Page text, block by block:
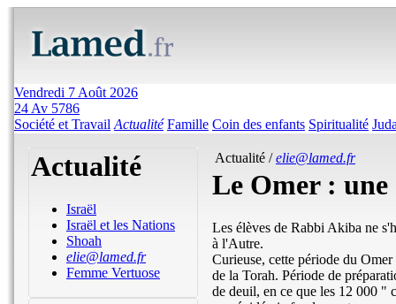
Vendredi 7 Août 2026
24 Av 5786
Société et Travail Actualité Famille Coin des enfants Spiritualité
Actualité
Israël
Israël et les Nations
Shoah
elie@lamed.fr
Femme Vertuose
Actualité /elie@lamed.fr
Le Omer : une
Les élèves de Rabbi Akiba ne
à l'Autre.
Curieuse, cette période du
de la Torah. Période de
de deuil, en ce que les 12 000 "